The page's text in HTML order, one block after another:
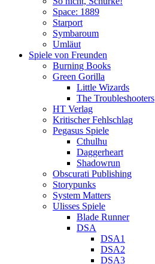
Space: 1889
Starport
Symbaroum
Umläut
Spiele von Freunden
Burning Books
Green Gorilla
Little Wizards
The Troubleshooters
HT Verlag
Kritischer Fehlschlag
Pegasus Spiele
Cthulhu
Daggerheart
Shadowrun
Obscurati Publishing
Storypunks
System Matters
Ulisses Spiele
Blade Runner
DSA
DSA1
DSA2
DSA3